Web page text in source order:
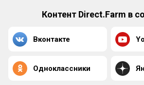
Контент Direct.Farm в
Вконтакте
Одноклассники